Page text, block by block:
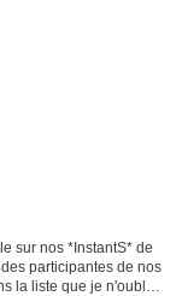
sur nos *InstantS* de
participantes de nos
la liste que je n'oublie